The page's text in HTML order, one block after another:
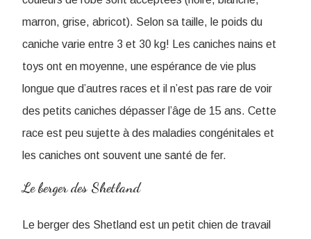
marron, grise, abricot). Selon sa taille, le poids du
caniche varie entre 3 et 30 kg! Les caniches nains et
toys ont en moyenne, une espérance de vie plus
longue que d’autres races et il n’est pas rare de voir
des petits caniches dépasser l’âge de 15 ans. Cette
race est peu sujette à des maladies congénitales et
les caniches ont souvent une santé de fer.
Le berger des Shetland
Le berger des Shetland est un petit chien de travail